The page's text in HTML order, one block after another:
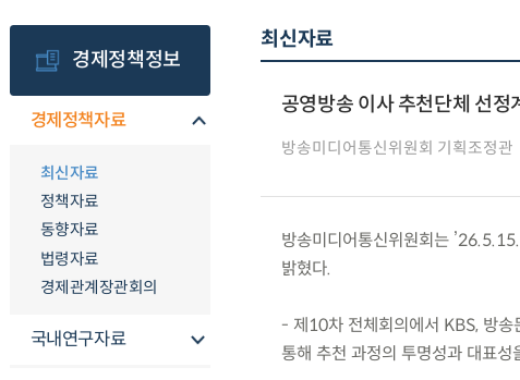
경제정책정보
경제정책자료
최신자료
정책자료
동향자료
법령자료
경제관계장관회의
국내연구자료
최신자료
공영방송 이사 추천단체 선정
방송미디어통신위원회 기획조정관
방송미디어통신위원회는
밝혔다.
- 제10차 전체회의에서 KBS, 방송
통해 추천 과정의 투명성과 대표